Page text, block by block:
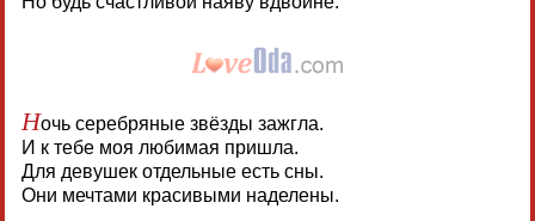
Ночь серебряные звёзды зажгла.
И к тебе моя любимая пришла.
Для девушек отдельные есть сны.
Они мечтами красивыми наделены.